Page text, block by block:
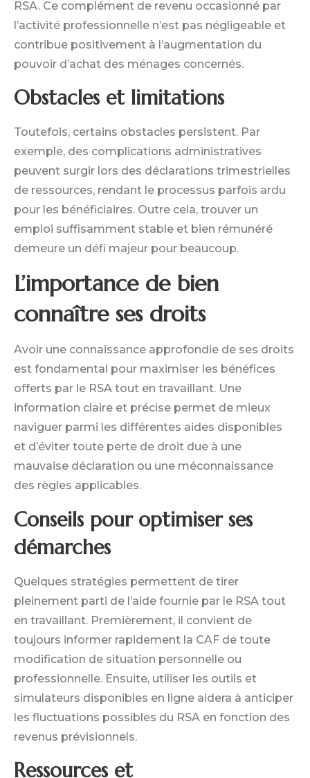
RSA. Ce complément de revenu occasionné par
l’activité professionnelle n’est pas négligeable et
contribue positivement à l’augmentation du
pouvoir d’achat des ménages concernés.
Obstacles et limitations
Toutefois, certains obstacles persistent. Par
exemple, des complications administratives
peuvent surgir lors des déclarations trimestrielles
de ressources, rendant le processus parfois ardu
pour les bénéficiaires. Outre cela, trouver un
emploi suffisamment stable et bien rémunéré
demeure un défi majeur pour beaucoup.
L’importance de bien
connaître ses droits
Avoir une connaissance approfondie de ses droits
est fondamental pour maximiser les bénéfices
offerts par le RSA tout en travaillant. Une
information claire et précise permet de mieux
naviguer parmi les différentes aides disponibles
et d’éviter toute perte de droit due à une
mauvaise déclaration ou une méconnaissance
des règles applicables.
Conseils pour optimiser ses
démarches
Quelques stratégies permettent de tirer
pleinement parti de l’aide fournie par le RSA tout
en travaillant. Premièrement, il convient de
toujours informer rapidement la CAF de toute
modification de situation personnelle ou
professionnelle. Ensuite, utiliser les outils et
simulateurs disponibles en ligne aidera à anticiper
les fluctuations possibles du RSA en fonction des
revenus prévisionnels.
Ressources et